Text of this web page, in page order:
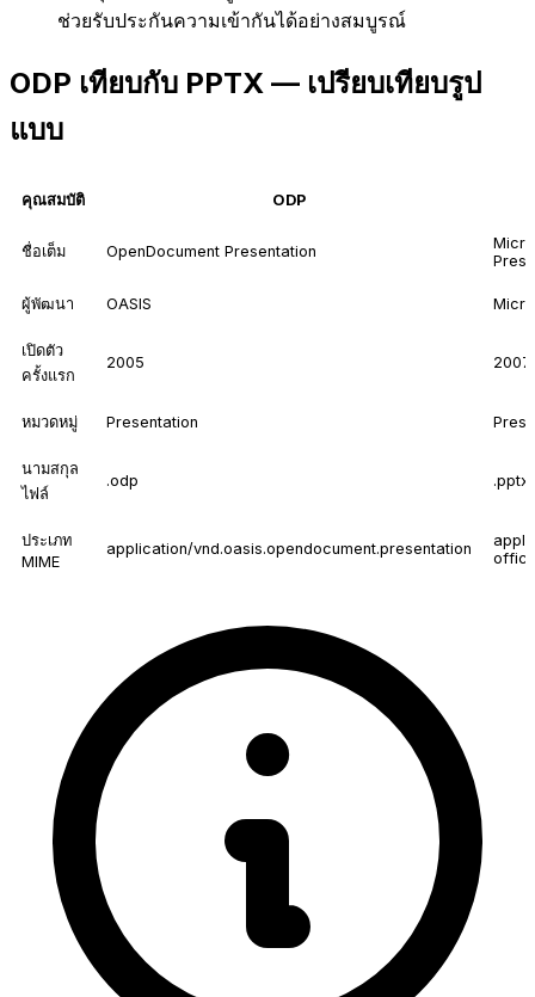
ช่วยรับประกันความเข้ากันได้อย่างสมบูรณ์
ODP เทียบกับ PPTX — เปรียบเทียบรูป
แบบ
คุณสมบัติ ODP
ชื่อเต็ม OpenDocument Presentation
ผู้พัฒนา OASIS
เปิดตัว
ครั้งแรก
2005 2007
หมวดหมู่ Presentation
นามสกุล
ไฟล์
.odp .pptx
ประเภท
MIME
application/vnd.oasis.opendocument.presentation